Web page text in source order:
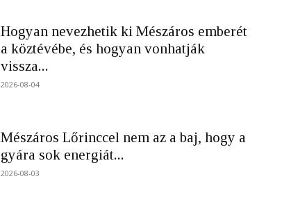
Hogyan nevezhetik ki Mészáros emberét
a köztévébe, és hogyan vonhatják
vissza...
2026-08-04
Mészáros Lőrinccel nem az a baj, hogy a
gyára sok energiát...
2026-08-03